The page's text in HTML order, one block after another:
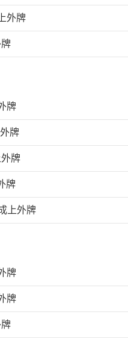
外牌
牌
牌
牌
牌
上外牌
牌
牌